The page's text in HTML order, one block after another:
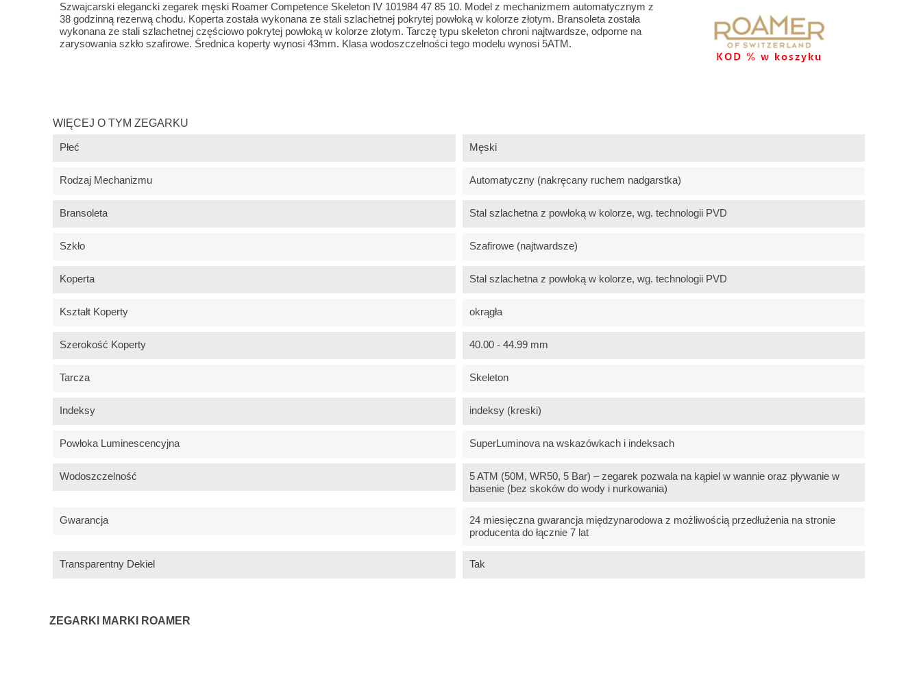
Szwajcarski elegancki zegarek męski Roamer Competence Skeleton IV 101984 47 85 10. Model z mechanizmem automatycznym z
38 godzinną rezerwą chodu. Koperta została wykonana ze stali szlachetnej pokrytej powłoką w kolorze złotym. Bransoleta została
wykonana ze stali szlachetnej częściowo pokrytej powłoką w kolorze złotym. Tarczę typu skeleton chroni najtwardsze, odporne na
zarysowania szkło szafirowe. Średnica koperty wynosi 43mm. Klasa wodoszczelności tego modelu wynosi 5ATM.
WIĘCEJ O TYM ZEGARKU
Płeć Męski
Rodzaj Mechanizmu Automatyczny (nakręcany ruchem nadgarstka)
Bransoleta Stal szlachetna z powłoką w kolorze, wg. technologii PVD
Szkło Szafirowe (najtwardsze)
Koperta Stal szlachetna z powłoką w kolorze, wg. technologii PVD
Kształt Koperty okrągła
Szerokość Koperty 40.00 - 44.99 mm
Tarcza Skeleton
Indeksy indeksy (kreski)
Powłoka Luminescencyjna SuperLuminova na wskazówkach i indeksach
Wodoszczelność
5 ATM (50M, WR50, 5 Bar) – zegarek pozwala na kąpiel w wannie oraz pływanie w
basenie (bez skoków do wody i nurkowania)
Gwarancja
24 miesięczna gwarancja międzynarodowa z możliwością przedłużenia na stronie
producenta do łącznie 7 lat
Transparentny Dekiel Tak
ZEGARKI MARKI ROAMER